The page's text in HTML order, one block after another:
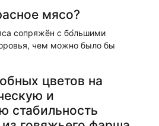
мясо?
сопряжён с бо́льшими
чем можно было бы
цветов на
и
стабильность